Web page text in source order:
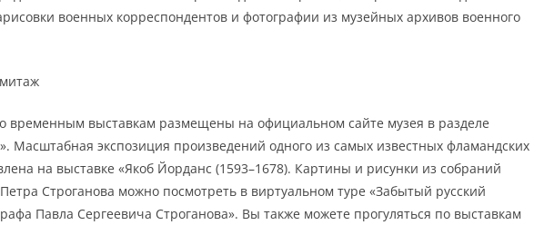
военных корреспондентов и фотографии из музейных архивов военного
временным выставкам размещены на официальном сайте музея в разделе
Масштабная экспозиция произведений одного из самых известных фламандских
на выставке «Якоб Йорданс (1593–1678). Картины и рисунки из собраний
Строганова можно посмотреть в виртуальном туре «Забытый русский
Павла Сергеевича Строганова». Вы также можете прогуляться по выставкам